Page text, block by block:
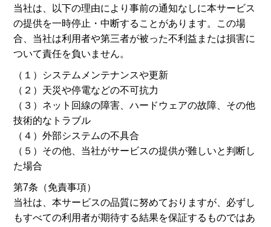
当社は、以下の理由により事前の通知なしに本サービス
の提供を一時停止・中断することがあります。この場
合、当社は利用者や第三者が被った不利益または損害に
ついて責任を負いません。
（１）システムメンテナンスや更新
（２）天災や停電などの不可抗力
（３）ネット回線の障害、ハードウェアの故障、その他
技術的なトラブル
（４）外部システムの不具合
（５）その他、当社がサービスの提供が難しいと判断し
た場合
第7条（免責事項）
当社は、本サービスの品質に努めておりますが、必ずし
もすべての利用者が期待する結果を保証するものではあ